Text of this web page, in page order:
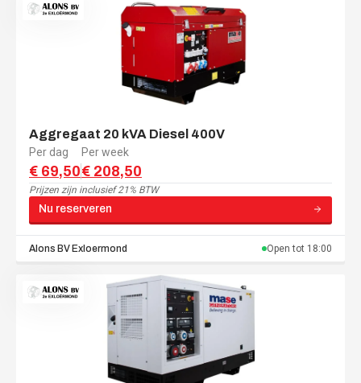
Aggregaat 20 kVA Diesel 400V
Per dag
€ 69,50
Per week
€ 208,50
Prijzen zijn inclusief 21% BTW
Nu reserveren
Alons BVExloermond Open tot 18:00